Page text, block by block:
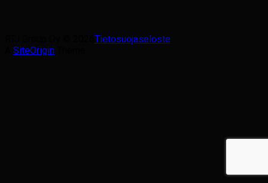
Tietosuojaseloste
SiteOrigin